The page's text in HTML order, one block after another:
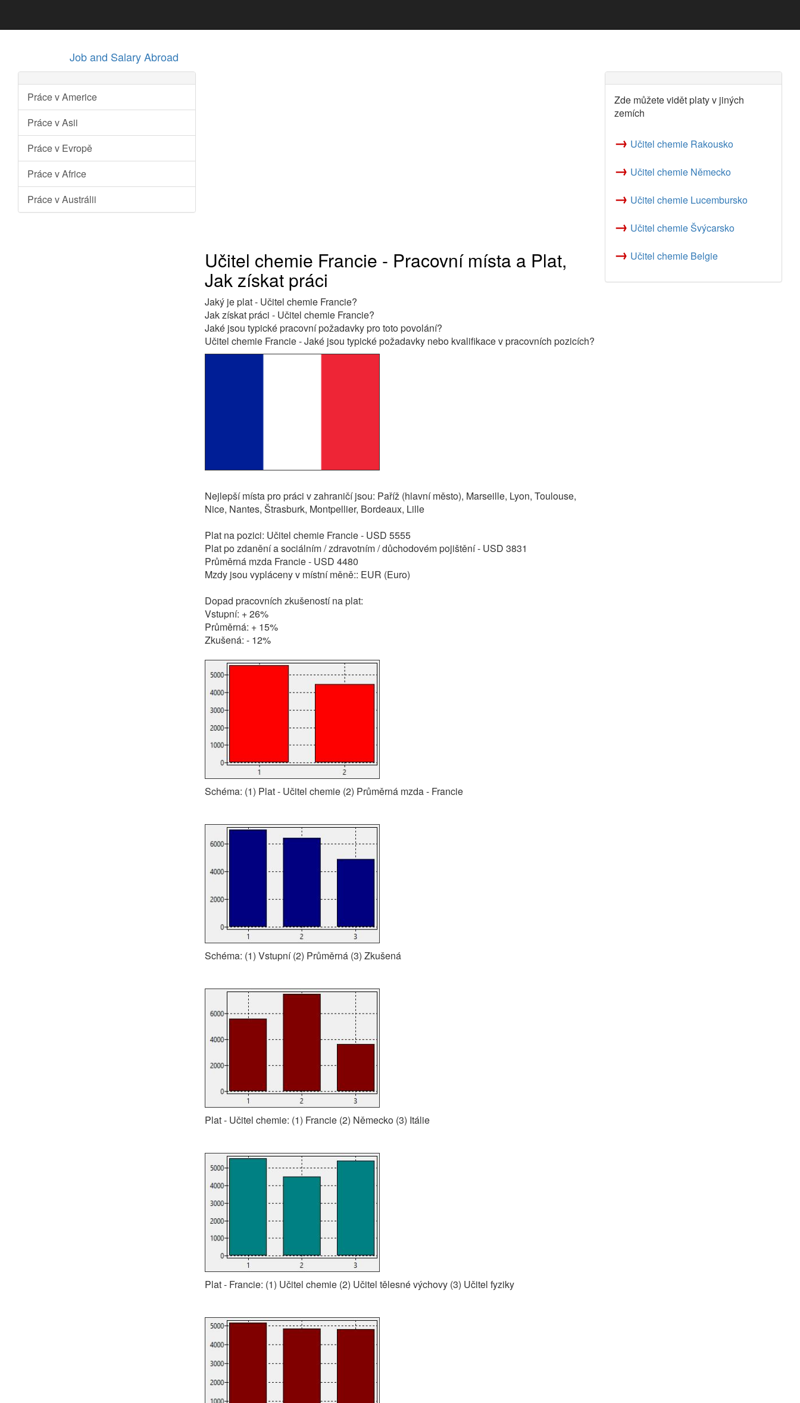
Job and Salary Abroad
Práce v Americe
Práce v Asii
Práce v Evropě
Práce v Africe
Práce v Austrálii
Učitel chemie Francie - Pracovní místa a Plat,
Jak získat práci
Jaký je plat - Učitel chemie Francie?
Jak získat práci - Učitel chemie Francie?
Jaké jsou typické pracovní požadavky pro toto povolání?
Učitel chemie Francie - Jaké jsou typické požadavky nebo kvalifikace v pracovních pozicích?
Nejlepší místa pro práci v zahraničí jsou: Paříž (hlavní město), Marseille, Lyon, Toulouse,
Nice, Nantes, Štrasburk, Montpellier, Bordeaux, Lille
Plat na pozici: Učitel chemie Francie - USD 5555
Plat po zdanění a sociálním / zdravotním / důchodovém pojištění - USD 3831
Průměrná mzda Francie - USD 4480
Mzdy jsou vypláceny v místní měně:: EUR (Euro)
Dopad pracovních zkušeností na plat:
Vstupní: + 26%
Průměrná: + 15%
Zkušená: - 12%
Schéma: (1) Plat - Učitel chemie (2) Průměrná mzda - Francie
Schéma: (1) Vstupní (2) Průměrná (3) Zkušená
Plat - Učitel chemie: (1) Francie (2) Německo (3) Itálie
Plat - Francie: (1) Učitel chemie (2) Učitel tělesné výchovy (3) Učitel fyziky
Zde můžete vidět platy v jiných
zemích
→ Učitel chemie Rakousko
→ Učitel chemie Německo
→ Učitel chemie Lucembursko
→ Učitel chemie Švýcarsko
→ Učitel chemie Belgie